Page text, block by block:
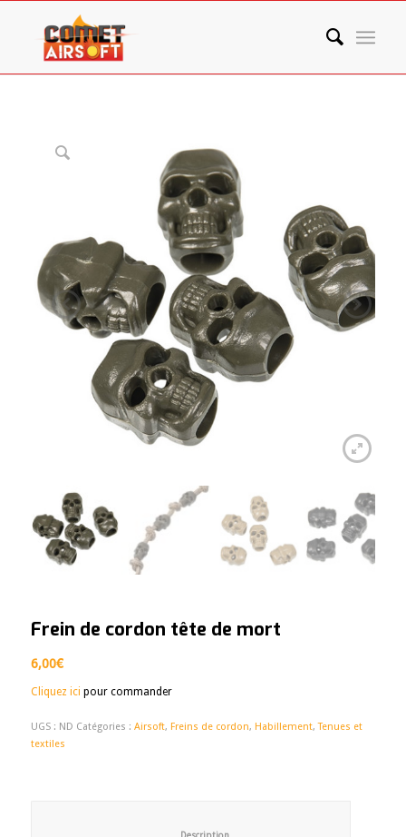
Frein de cordon tête de mort
6,00€
Cliquez ici pour commander
UGS : ND Catégories : Airsoft, Freins de cordon, Habillement,Tenues et
textiles